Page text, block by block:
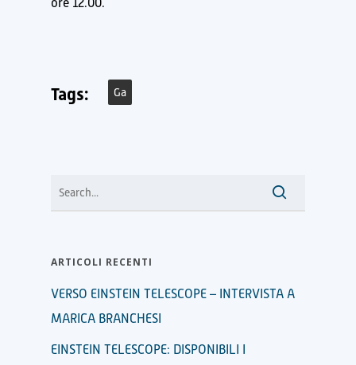
ore 12.00.
Tags: Ga
ARTICOLI RECENTI
VERSO EINSTEIN TELESCOPE – INTERVISTA A
MARICA BRANCHESI
EINSTEIN TELESCOPE: DISPONIBILI I